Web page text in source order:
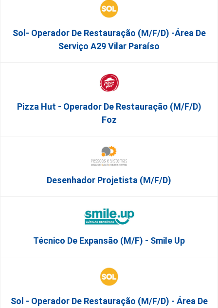
Sol- Operador De Restauração (m/f/d) -Área De
Serviço A29 Vilar Paraíso
Pizza Hut - Operador De Restauração (m/f/d)
Foz
Desenhador Projetista (m/f/d)
Técnico De Expansão (M/F) - Smile Up
Sol - Operador De Restauração (m/f/d) - Área De